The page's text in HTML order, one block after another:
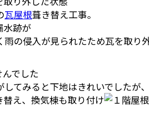
瓦屋根葺き替え工事。
の侵入が見られたため瓦を取り
てみると下地はきれいでした